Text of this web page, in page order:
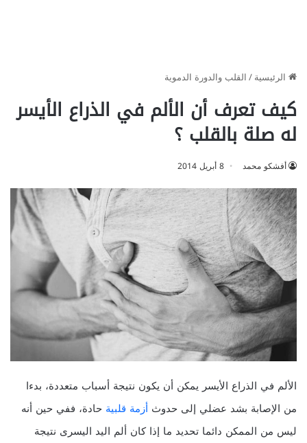
الرئيسية/القلب والدورة الدموية
كيف تعرف أن الألم في الذراع الأيسر
له صلة بالقلب ؟
أفشكو محمد 8 أبريل 2014
الألم في الذراع الأيسر يمكن أن يكون نتيجة أسباب متعددة، بدءا
من الإصابة بشد عضلي إلى حدوث أزمة قلبية حادة، ففي حين أنه
ليس من الممكن دائما تحديد ما إذا كان ألم اليد اليسرى نتيجة